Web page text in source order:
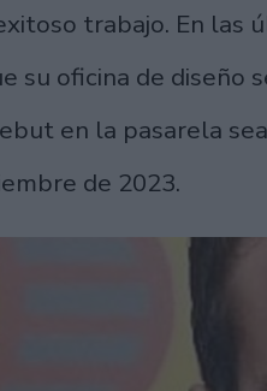
trabajo. En las
su oficina de diseño
en la pasarela
de 2023.